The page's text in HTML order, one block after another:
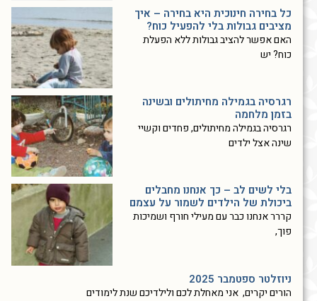
כל בחירה חינוכית היא בחירה – איך
מציבים גבולות בלי להפעיל כוח?
האם אפשר להציב גבולות ללא הפעלת
כוח? יש
רגרסיה בגמילה מחיתולים ובשינה
בזמן מלחמה
רגרסיה בגמילה מחיתולים, פחדים וקשיי
שינה אצל ילדים
בלי לשים לב – כך אנחנו מחבלים
ביכולת של הילדים לשמור על עצמם
קררר אנחנו כבר עם מעילי חורף ושמיכות
פוך,
ניוזלטר ספטמבר 2025
הורים יקרים, אני מאחלת לכם ולילדיכם שנת לימודים